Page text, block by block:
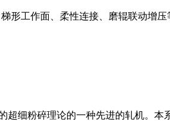
形工作面、柔性连接、磨辊联动增
细粉碎理论的一种先进的轧机。本